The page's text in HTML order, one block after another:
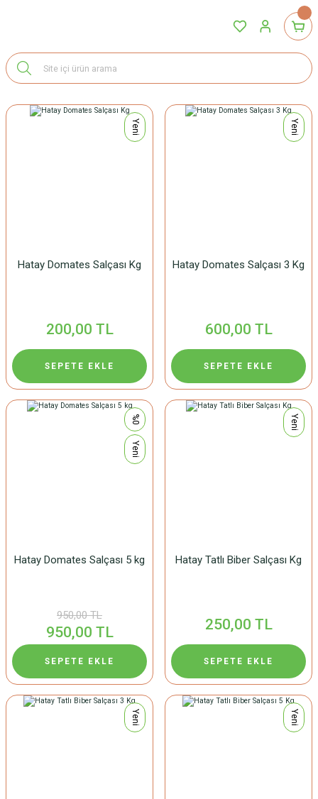
Yeni
Hatay Domates Salçası Kg
200,00 TL
SEPETE EKLE
Yeni
Hatay Domates Salçası 3 Kg
600,00 TL
SEPETE EKLE
%0
Yeni
Hatay Domates Salçası 5 kg
950,00 TL
950,00 TL
SEPETE EKLE
Yeni
Hatay Tatlı Biber Salçası Kg
250,00 TL
SEPETE EKLE
Yeni Yeni